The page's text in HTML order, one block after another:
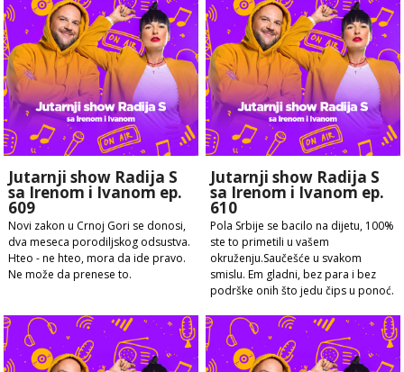
Jutarnji show Radija S
sa Irenom i Ivanom ep.
609
Novi zakon u Crnoj Gori se donosi,
dva meseca porodiljskog odsustva.
Hteo - ne hteo, mora da ide pravo.
Ne može da prenese to.
Jutarnji show Radija S
sa Irenom i Ivanom ep.
610
Pola Srbije se bacilo na dijetu, 100%
ste to primetili u vašem
okruženju.Saučešće u svakom
smislu. Em gladni, bez para i bez
podrške onih što jedu čips u ponoć.